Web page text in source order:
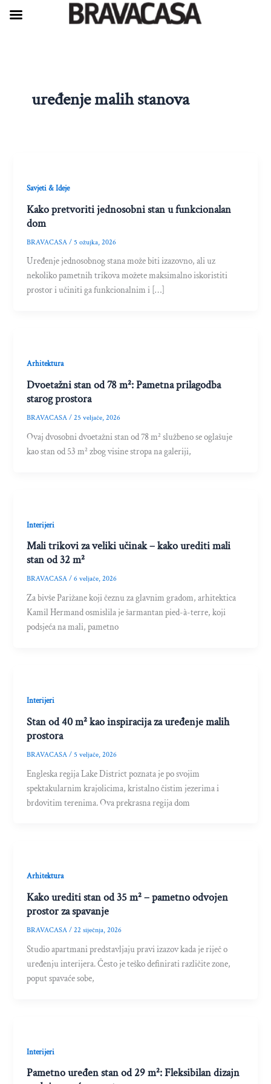
uređenje malih stanova
Savjeti & Ideje
Kako pretvoriti jednosobni stan u funkcionalan
dom
BRAVACASA/5 ožujka, 2026
Uređenje jednosobnog stana može biti izazovno, ali uz
nekoliko pametnih trikova možete maksimalno iskoristiti
prostor i učiniti ga funkcionalnim i […]
Arhitektura
Dvoetažni stan od 78 m²: Pametna prilagodba
starog prostora
BRAVACASA/25 veljače, 2026
Ovaj dvosobni dvoetažni stan od 78 m² službeno se oglašuje
kao stan od 53 m² zbog visine stropa na galeriji,
Interijeri
Mali trikovi za veliki učinak – kako urediti mali
stan od 32 m²
BRAVACASA/6 veljače, 2026
Za bivše Parižane koji čeznu za glavnim gradom, arhitektica
Kamil Hermand osmislila je šarmantan pied-à-terre, koji
podsjeća na mali, pametno
Interijeri
Stan od 40 m² kao inspiracija za uređenje malih
prostora
BRAVACASA/5 veljače, 2026
Engleska regija Lake District poznata je po svojim
spektakularnim krajolicima, kristalno čistim jezerima i
brdovitim terenima. Ova prekrasna regija dom
Arhitektura
Kako urediti stan od 35 m² – pametno odvojen
prostor za spavanje
BRAVACASA/22 siječnja, 2026
Studio apartmani predstavljaju pravi izazov kada je riječ o
uređenju interijera. Često je teško definirati različite zone,
poput spavaće sobe,
Interijeri
Pametno uređen stan od 29 m²: Fleksibilan dizajn